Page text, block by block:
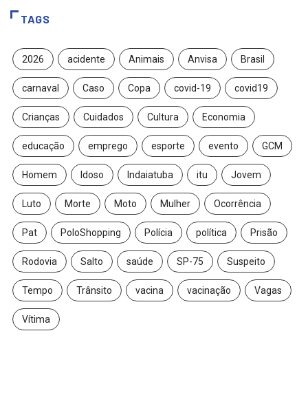
TAGS
2026 acidente Animais Anvisa Brasil
carnaval Caso Copa covid-19 covid19
Crianças Cuidados Cultura Economia
educação emprego esporte evento GCM
Homem Idoso Indaiatuba itu Jovem
Luto Morte Moto Mulher Ocorrência
Pat PoloShopping Polícia política Prisão
Rodovia Salto saúde SP-75 Suspeito
Tempo Trânsito vacina vacinação Vagas
Vítima